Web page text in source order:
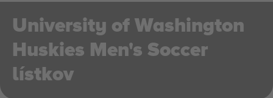
University of Washington
Huskies Men's Soccer
lístkov